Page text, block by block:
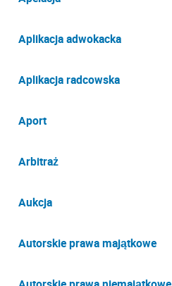
Aplikacja adwokacka
Aplikacja radcowska
Aport
Arbitraż
Aukcja
Autorskie prawa majątkowe